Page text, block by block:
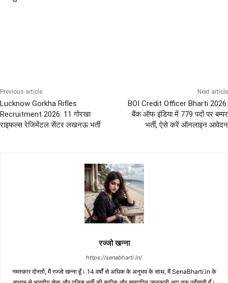
Previous article
Lucknow Gorkha Rifles
Recruitment 2026: 11 गोरखा
राइफल्स रेजिमेंटल सेंटर लखनऊ भर्ती
Next article
BOI Credit Officer Bharti 2026:
बैंक ऑफ इंडिया में 779 पदों पर बम्पर
भर्ती, ऐसे करें ऑनलाइन आवेदन
रज्जो खन्ना
https://senabharti.in/
नमस्कार दोस्तों, मैं रज्जो खन्ना हूँ। 14 वर्षों से अधिक के अनुभव के साथ, मैं SenaBharti.in के